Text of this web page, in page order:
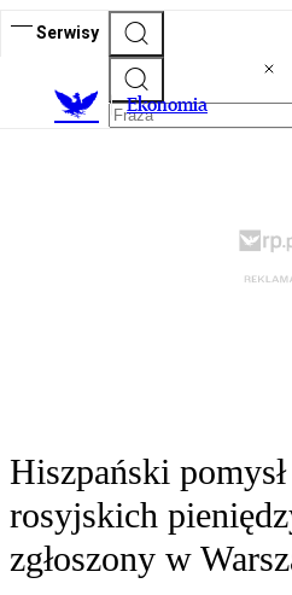
Serwisy
Ekonomia
Hiszpański
rosyjskich
zgłoszony w